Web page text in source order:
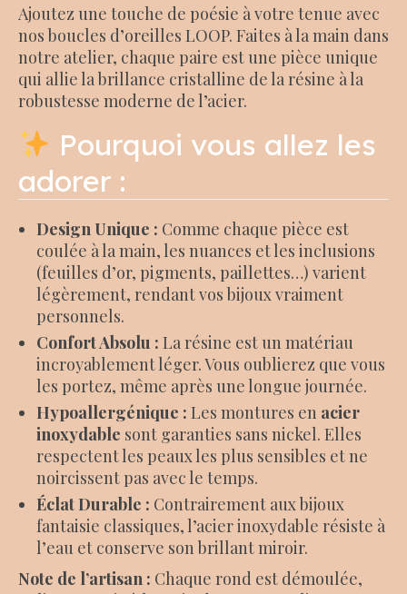
Ajoutez une touche de poésie à votre tenue avec
nos boucles d’oreilles LOOP. Faites à la main dans
notre atelier, chaque paire est une pièce unique
qui allie la brillance cristalline de la résine à la
robustesse moderne de l’acier.
Pourquoi vous allez les
adorer :
Design Unique : Comme chaque pièce est
coulée à la main, les nuances et les inclusions
(feuilles d’or, pigments, paillettes…) varient
légèrement, rendant vos bijoux vraiment
personnels.
Confort Absolu : La résine est un matériau
incroyablement léger. Vous oublierez que vous
les portez, même après une longue journée.
Hypoallergénique : Les montures en acier
inoxydable sont garanties sans nickel. Elles
respectent les peaux les plus sensibles et ne
noircissent pas avec le temps.
Éclat Durable : Contrairement aux bijoux
fantaisie classiques, l’acier inoxydable résiste à
l’eau et conserve son brillant miroir.
Note de l’artisan : Chaque rond est démoulée,